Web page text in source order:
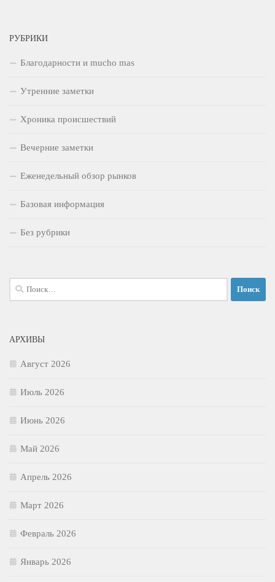
РУБРИКИ
Благодарности и mucho mas
Утренние заметки
Хроника происшествий
Вечерние заметки
Еженедельный обзор рынков
Базовая информация
Без рубрики
Найти:
АРХИВЫ
Август 2026
Июль 2026
Июнь 2026
Май 2026
Апрель 2026
Март 2026
Февраль 2026
Январь 2026